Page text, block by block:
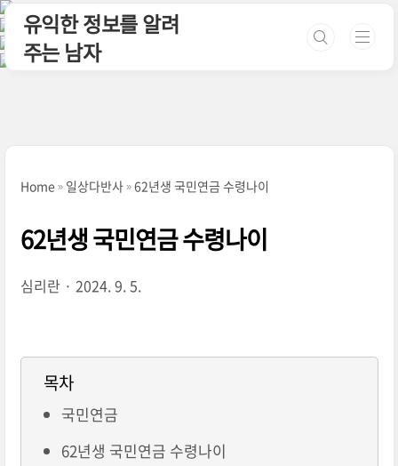
본문 바로가기
유익한 정보를 알려
주는 남자
Home 일상다반사 62년생 국민연금 수령나이
62년생 국민연금 수령나이
심리란 2024. 9. 5.
목차
국민연금
62년생 국민연금 수령나이